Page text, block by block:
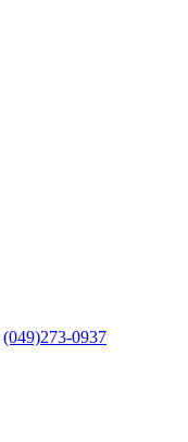
(049)273-0937